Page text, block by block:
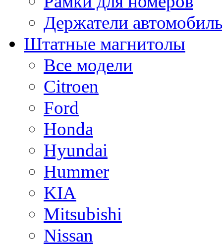
Держатели
Штатные магнитолы
Все модели
Citroen
Ford
Honda
Hyundai
Hummer
KIA
Mitsubishi
Nissan